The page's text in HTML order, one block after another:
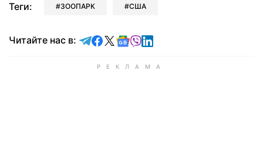
Теги: ЗООПАРК США
Читайте нас в: Читайте в Telegram
Читайте в Facebook
Читайте в X
Читайте в Google news
Читайте в Viber
Читайте в LinkedIn